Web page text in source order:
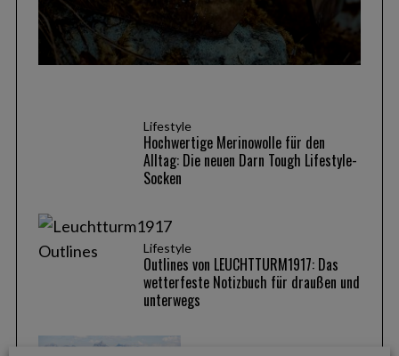
Lifestyle
Hochwertige Merinowolle für den
Alltag: Die neuen Darn Tough Lifestyle-
Socken
Lifestyle
Outlines von LEUCHTTURM1917: Das
wetterfeste Notizbuch für draußen und
unterwegs
: